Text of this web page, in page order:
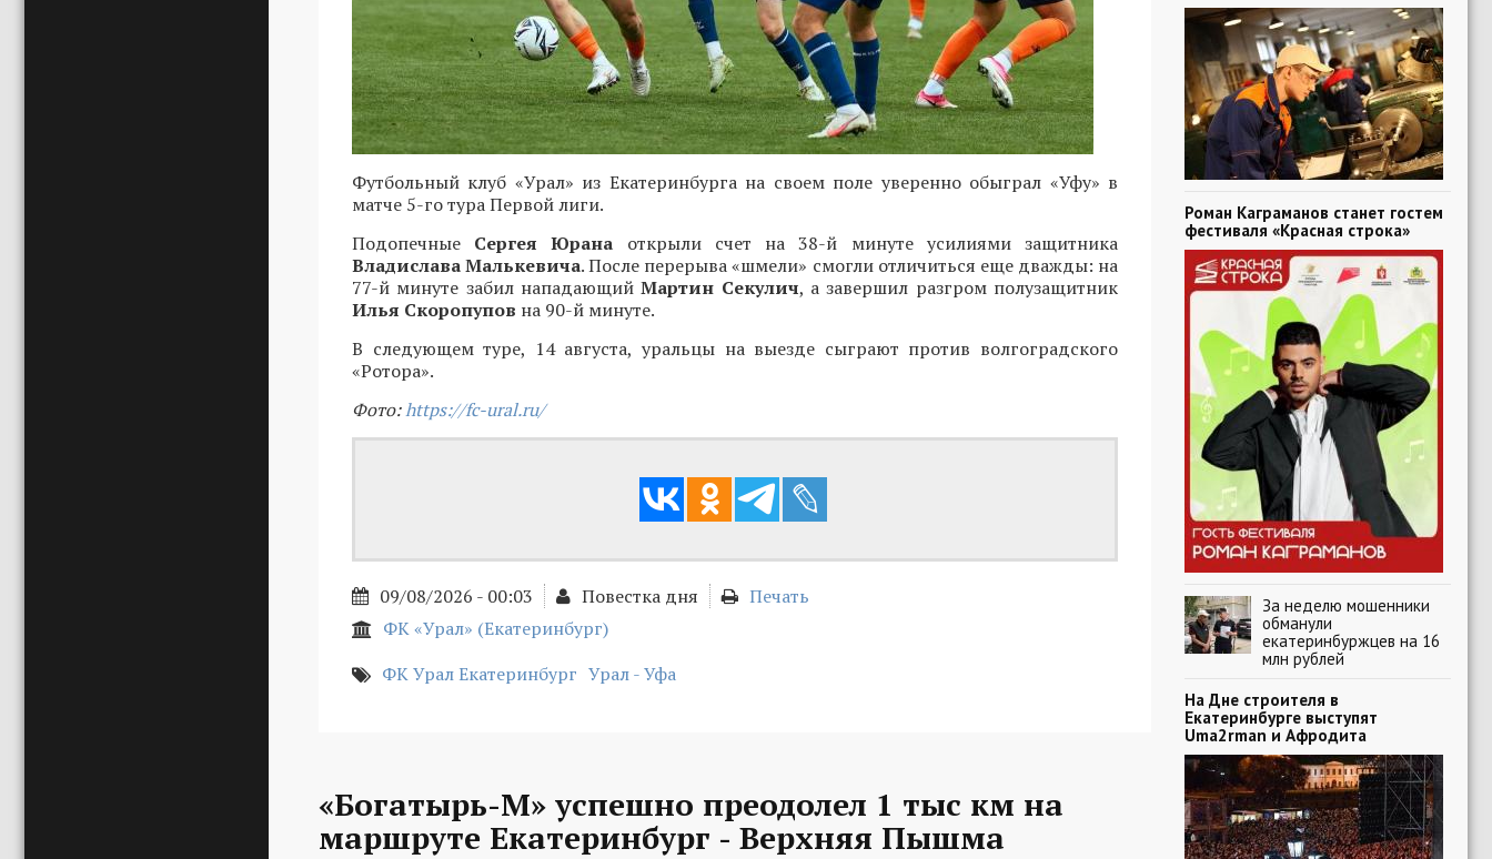
Футбольный клуб «Урал» из Екатеринбурга на своем поле уверенно обыграл «Уфу» в
матче 5-го тура Первой лиги.
Подопечные Сергея Юрана открыли счет на 38-й минуте усилиями защитника
Владислава Малькевича. После перерыва «шмели» смогли отличиться еще дважды: на
77-й минуте забил нападающийМартин Секулич, а завершил разгром полузащитник
Илья Скоропупов на 90-й минуте.
В следующем туре, 14 августа, уральцы на выезде сыграют против волгоградского
«Ротора».
Фото:https://fc-ural.ru/
09/08/2026 - 00:03 Повестка дня
Печать
ФК «Урал» (Екатеринбург)
ФК Урал Екатеринбург Урал - Уфа
«Богатырь-М» успешно преодолел 1 тыс км на
маршруте Екатеринбург - Верхняя Пышма
Роман Каграманов станет гостем
фестиваля «Красная строка»
За неделю мошенники
обманули
екатеринбуржцев на 16
млн рублей
На Дне строителя в
Екатеринбурге выступят
Uma2rman и Афродита